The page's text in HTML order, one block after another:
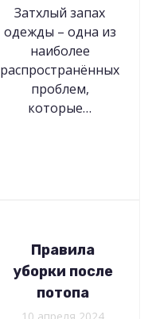
Затхлый запах
одежды – одна из
наиболее
распространённых
проблем,
которые…
Правила
уборки после
потопа